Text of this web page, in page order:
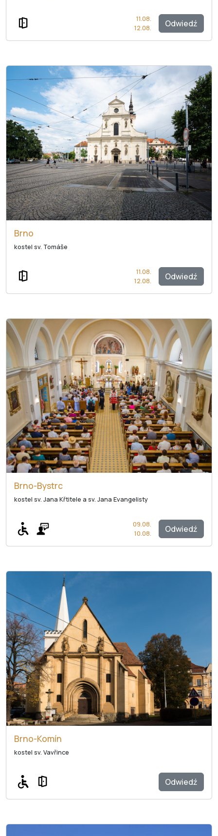
Odwiedź
11.08.
12.08.
Brno
kostel sv. Tomáše
Odwiedź
11.08.
12.08.
Brno-Bystrc
kostel sv. Jana Křtitele a sv. Jana Evangelisty
Odwiedź
09.08.
10.08.
Brno-Komín
kostel sv. Vavřince
Odwiedź